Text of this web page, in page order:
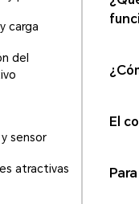
carga
del
sensor
atractivas
El